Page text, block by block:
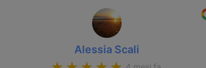
Alessia Scali